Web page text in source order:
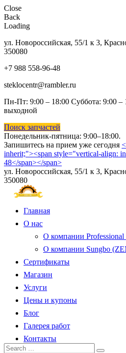
Close
Back
Loading
ул. Новороссийская, 55/1 к 3,
350080
+7 988 558-96-48
steklocentr@rambler.ru
Пн-Пт: 9:00 – 18:00 Суббота: 9:00 –
выходной
Поиск запчастей
Понедельник-пятница: 9:00–18:00.
Запишитесь на прием уже сегодня
inherit;"><span style="vertical-align:
48</span></span>
ул. Новороссийская, 55/1 к 3,
350080
Главная
О нас
О компании Professional
О компании Sungbo
Сертификаты
Магазин
Услуги
Цены и купоны
Блог
Галерея работ
Контакты